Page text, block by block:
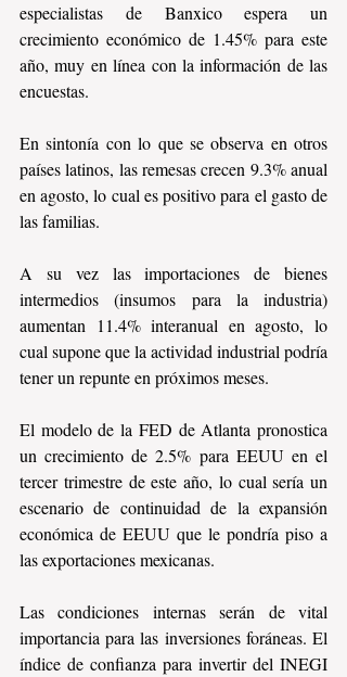
especialistas de Banxico espera un
crecimiento económico de 1.45% para este
año, muy en línea con la información de las
encuestas.
En sintonía con lo que se observa en otros
países latinos, las remesas crecen 9.3% anual
en agosto, lo cual es positivo para el gasto de
las familias.
A su vez las importaciones de bienes
intermedios (insumos para la industria)
aumentan 11.4% interanual en agosto, lo
cual supone que la actividad industrial podría
tener un repunte en próximos meses.
El modelo de la FED de Atlanta pronostica
un crecimiento de 2.5% para EEUU en el
tercer trimestre de este año, lo cual sería un
escenario de continuidad de la expansión
económica de EEUU que le pondría piso a
las exportaciones mexicanas.
Las condiciones internas serán de vital
importancia para las inversiones foráneas. El
índice de confianza para invertir del INEGI